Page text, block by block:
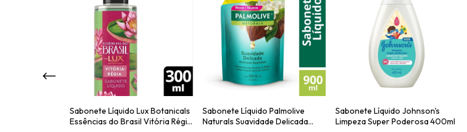
Sabonete Líquido Lux Botanicals
Essências do Brasil Vitória Régia
Sabonete Líquido Palmolive
Naturals Suavidade Delicada
Sabonete Líquido Johnson's
Limpeza Super Poderosa 400ml